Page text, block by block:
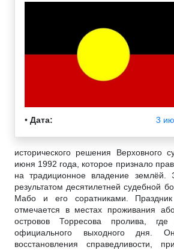
• Дата: 3
исторического решения Верховного
июня 1992 года, которое признало
на традиционное владение землёй.
результатом десятилетней судебной
Мабо и его соратниками.
отмечается в местах проживания
островов Торресова пролива,
официального выходного дня.
восстановления справедливости,